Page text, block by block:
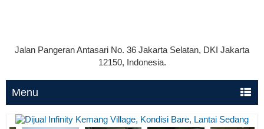
Jalan Pangeran Antasari No. 36 Jakarta Selatan, DKI Jakarta
12150, Indonesia.
Menu